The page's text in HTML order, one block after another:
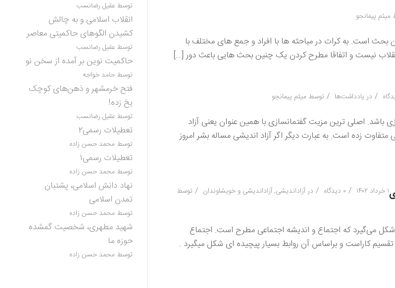
میثم پیمانجو
بحث است. به کرات در مباحثه ها با افراد و جمع های مختلف با
نیست و اتفاقا مطرح کردن یک چنین بحث هایی باعث دور […]
/ در یادداشت‌ها / توسط میثم پیمانجو
باشد. اصلی ترین مزیت گفتمانسازی با همین عنوان یعنی آزاد
زده است. به عبارت دیگر اگر آزاد اندیشی مساله بشر امروز
۱ خرداد ۱۴۰۲ / ۰ دیدگاه / در آزاداندیشی,آزاداندیشی و خویشاوندان / توسط
می‌گیرد که اجتماع و اندیشه اجتماعی مطرح است. اجتماع
کاراست و براساس آن روابط بسیار پیچیده ای شکل میگیرد .
توسط عقیل رضانسب
انقلاب اسلامی و به چالش
کشیدن الگوهای حاکمیتی معاصر
توسط عقیل رضانسب
حاکمیت نوین بر آمده از سخن نو
توسط حامد خواجه
فتح خرمشهر و ذهن‌های کوچک
یخ زده!
توسط عقیل رضانسب
تعطیلات رسمی۲
توسط محمد حسن زاده
تعطیلات رسمی۱
توسط محمد حسن زاده
نهاد دانش اسلامی، پشتبان
تمدن اسلامی
توسط محمد حسن زاده
شهید مطهری، شخصیت گمشده
حوزه ما
توسط محمد حسن زاده